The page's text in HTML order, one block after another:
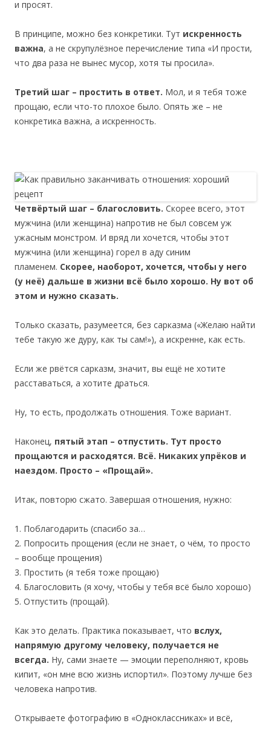
и просят.
В принципе, можно без конкретики. Тут искренность
важна, а не скрупулёзное перечисление типа «И прости,
что два раза не вынес мусор, хотя ты просила».
Третий шаг – простить в ответ. Мол, и я тебя тоже
прощаю, если что-то плохое было. Опять же – не
конкретика важна, а искренность.
Четвёртый шаг – благословить. Скорее всего, этот
мужчина (или женщина) напротив не был совсем уж
ужасным монстром. И вряд ли хочется, чтобы этот
мужчина (или женщина) горел в аду синим
пламенем. Скорее, наоборот, хочется, чтобы у него
(у неё) дальше в жизни всё было хорошо. Ну вот об
этом и нужно сказать.
Только сказать, разумеется, без сарказма («Желаю найти
тебе такую же дуру, как ты сам!»), а искренне, как есть.
Если же рвётся сарказм, значит, вы ещё не хотите
расставаться, а хотите драться.
Ну, то есть, продолжать отношения. Тоже вариант.
Наконец, пятый этап – отпустить. Тут просто
прощаются и расходятся. Всё. Никаких упрёков и
наездом. Просто – «Прощай».
Итак, повторю сжато. Завершая отношения, нужно:
1. Поблагодарить (спасибо за…
2. Попросить прощения (если не знает, о чём, то просто
– вообще прощения)
3. Простить (я тебя тоже прощаю)
4. Благословить (я хочу, чтобы у тебя всё было хорошо)
5. Отпустить (прощай).
Как это делать. Практика показывает, что вслух,
напрямую другому человеку, получается не
всегда. Ну, сами знаете — эмоции переполняют, кровь
кипит, «он мне всю жизнь испортил». Поэтому лучше без
человека напротив.
Открываете фотографию в «Одноклассниках» и всё,